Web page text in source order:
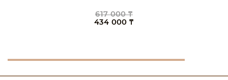
617 000 ₸
434 000 ₸